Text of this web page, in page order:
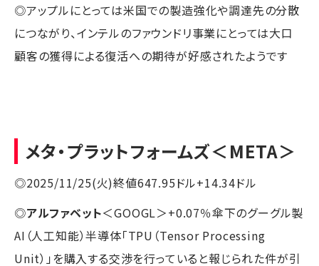
◎アップルにとっては米国での製造強化や調達先の分散
につながり、インテルのファウンドリ事業にとっては大口
顧客の獲得による復活への期待が好感されたようです
メタ・プラットフォームズ＜META＞
◎2025/11/25(火)終値647.95ドル+14.34ドル
◎アルファベット＜GOOGL＞+0.07％傘下のグーグル製
AI（人工知能）半導体「TPU（Tensor Processing
Unit）」を購入する交渉を行っていると報じられた件が引